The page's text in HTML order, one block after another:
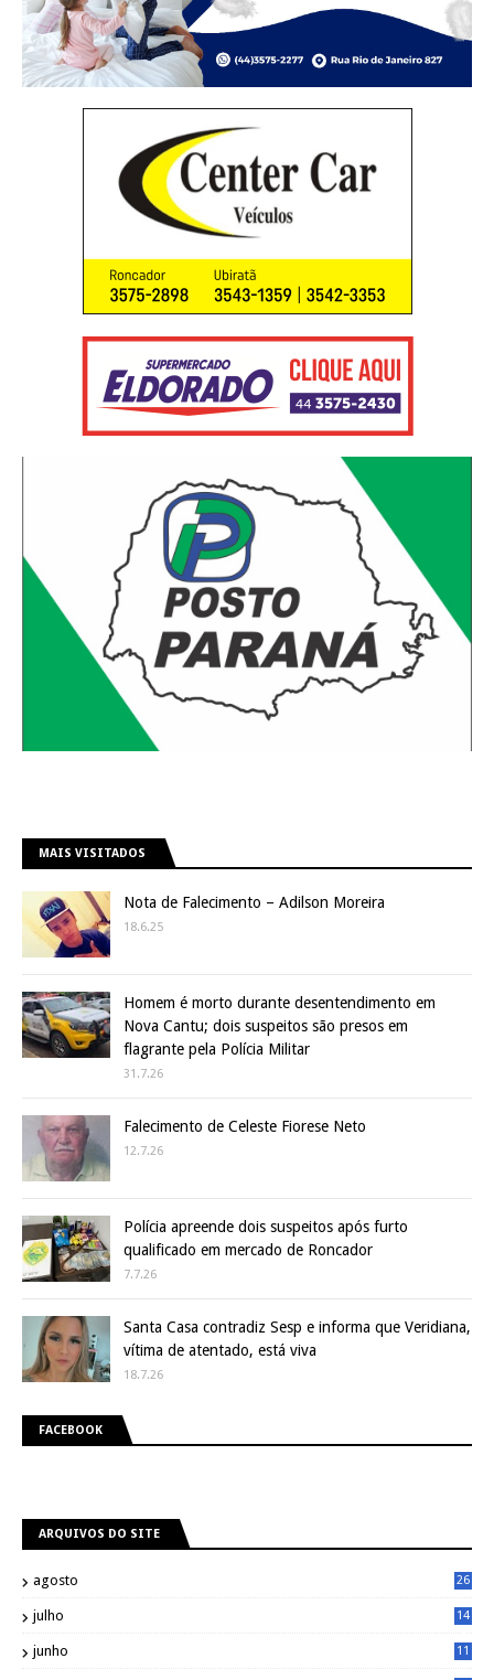
MAIS VISITADOS
Nota de Falecimento – Adilson Moreira
18.6.25
Homem é morto durante desentendimento em
Nova Cantu; dois suspeitos são presos em
flagrante pela Polícia Militar
31.7.26
Falecimento de Celeste Fiorese Neto
12.7.26
Polícia apreende dois suspeitos após furto
qualificado em mercado de Roncador
7.7.26
Santa Casa contradiz Sesp e informa que Veridiana,
vítima de atentado, está viva
18.7.26
FACEBOOK
ARQUIVOS DO SITE
agosto 26
julho
14
junho
11